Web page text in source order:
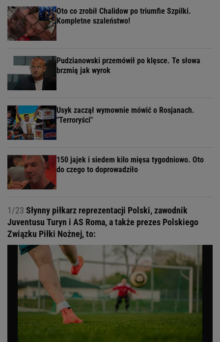
Oto co zrobił Chalidow po triumfie Szpilki.
Kompletne szaleństwo!
Pudzianowski przemówił po klęsce. Te słowa
brzmią jak wyrok
Usyk zaczął wymownie mówić o Rosjanach.
"Terroryści"
150 jajek i siedem kilo mięsa tygodniowo. Oto
do czego to doprowadziło
1/23 Słynny piłkarz reprezentacji Polski, zawodnik
Juventusu Turyn i AS Roma, a także prezes Polskiego
Związku Piłki Nożnej, to: